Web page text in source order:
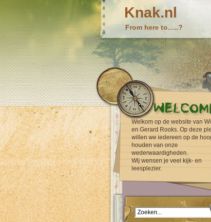
Knak.nl
From here to…..?
Welkom op de website van
en Gerard Rooks. Op deze
willen we iedereen op de
houden van onze
wederwaardigheden.
Wij wensen je veel kijk- en
leesplezier.